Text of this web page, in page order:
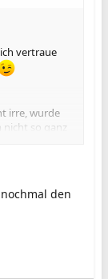
vertraue
irre, wurde
nicht so ganz
den